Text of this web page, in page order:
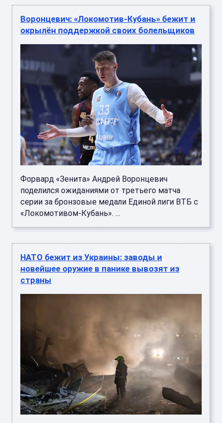
Воронцевич: «Локомотив-Кубань» бежит и
окрылён поддержкой своих болельщиков
Форвард «Зенита» Андрей Воронцевич
поделился ожиданиями от третьего матча
серии за бронзовые медали Единой лиги ВТБ с
«Локомотивом-Кубань». ...
НАТО бежит из Украины: заводы и
новейшее оружие в панике вывозят из
страны